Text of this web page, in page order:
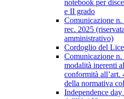
notebook per
e II grado
Comunicazione n.
rec. 2025
amministrativo)
Cordoglio del
Comunicazione
modalità inerenti
conformità all’art.
della normativa
Independence